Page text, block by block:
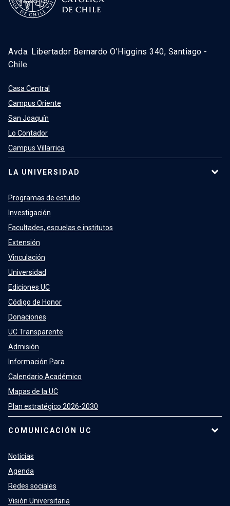
Avda. Libertador Bernardo O’Higgins 340, Santiago -
Chile
Casa Central
Campus Oriente
San Joaquín
Lo Contador
Campus Villarrica
LA UNIVERSIDAD
Programas de estudio
Investigación
Facultades, escuelas e institutos
Extensión
Vinculación
Universidad
Ediciones UC
Código de Honor
Donaciones
UC Transparente
Admisión
Información Para
Calendario Académico
Mapas de la UC
Plan estratégico 2026-2030
COMUNICACIÓN UC
Noticias
Agenda
Redes sociales
Visión Universitaria